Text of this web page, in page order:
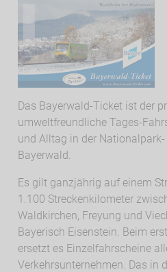
Das Bayerwald-Ticket ist der
umweltfreundliche Tages-
und Alltag in der
Bayerwald.
Es gilt ganzjährig auf einem
1.100 Streckenkilometer
Waldkirchen, Freyung und
Bayerisch Eisenstein. Beim
ersetzt es Einzelfahrscheine
Verkehrsunternehmen. Das in